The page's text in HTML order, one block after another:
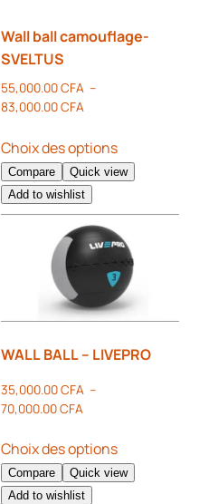
Wall ball camouflage-
SVELTUS
55,000.00CFA –
83,000.00CFA
Choix des options
Compare
Quick view
Add to wishlist
WALL BALL – LIVEPRO
35,000.00CFA –
70,000.00CFA
Choix des options
Compare
Quick view
Add to wishlist